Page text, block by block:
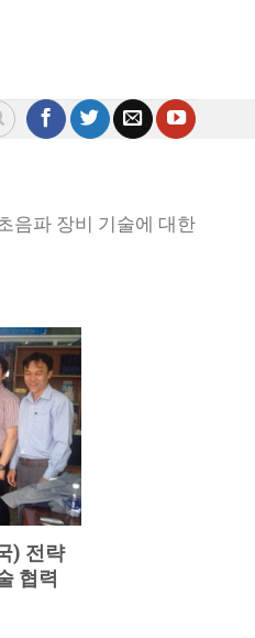
음파 장비 기술에 대한
) 전략
협력